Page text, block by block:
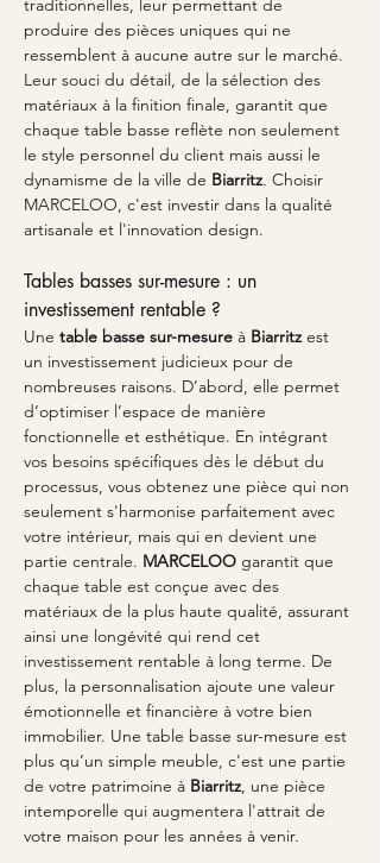
traditionnelles, leur permettant de
produire des pièces uniques qui ne
ressemblent à aucune autre sur le marché.
Leur souci du détail, de la sélection des
matériaux à la finition finale, garantit que
chaque table basse reflète non seulement
le style personnel du client mais aussi le
dynamisme de la ville de Biarritz. Choisir
MARCELOO, c'est investir dans la qualité
artisanale et l'innovation design.
Tables basses sur-mesure : un
investissement rentable ?
Une table basse sur-mesure à Biarritz est
un investissement judicieux pour de
nombreuses raisons. D’abord, elle permet
d’optimiser l’espace de manière
fonctionnelle et esthétique. En intégrant
vos besoins spécifiques dès le début du
processus, vous obtenez une pièce qui non
seulement s'harmonise parfaitement avec
votre intérieur, mais qui en devient une
partie centrale. MARCELOO garantit que
chaque table est conçue avec des
matériaux de la plus haute qualité, assurant
ainsi une longévité qui rend cet
investissement rentable à long terme. De
plus, la personnalisation ajoute une valeur
émotionnelle et financière à votre bien
immobilier. Une table basse sur-mesure est
plus qu’un simple meuble, c'est une partie
de votre patrimoine à Biarritz, une pièce
intemporelle qui augmentera l'attrait de
votre maison pour les années à venir.